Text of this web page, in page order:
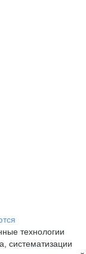
технологии
систематизации